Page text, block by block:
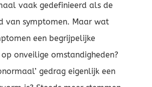
vaak gedefinieerd als de
van symptomen. Maar wat
een begrijpelijke
onveilige omstandigheden?
gedrag eigenlijk een